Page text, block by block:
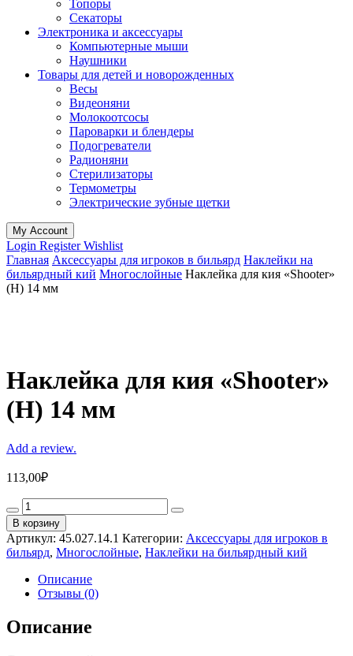
Топоры
Секаторы
Электроника и аксессуары
Компьютерные мыши
Наушники
Товары для детей и новорожденных
Весы
Видеоняни
Молокоотсосы
Пароварки и блендеры
Подогреватели
Радионяни
Стерилизаторы
Термометры
Электрические зубные щетки
My Account
Login RegisterWishlist
Главная Аксессуары для игроков в бильярд Наклейки на
бильярдный кий Многослойные Наклейка для кия «Shooter»
(H) 14 мм
Наклейка для кия «Shooter»
(H) 14 мм
Add a review.
113,00₽
Наклейка
для
кия
«Shooter»
(H)
14
мм
quantity
В корзину
Артикул: 45.027.14.1 Категории: Аксессуары для игроков в
бильярд, Многослойные, Наклейки на бильярдный кий
Описание
Отзывы (0)
Описание